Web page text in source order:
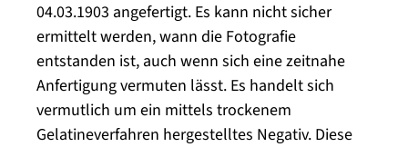
04.03.1903 angefertigt. Es kann nicht sicher
ermittelt werden, wann die Fotografie
entstanden ist, auch wenn sich eine zeitnahe
Anfertigung vermuten lässt. Es handelt sich
vermutlich um ein mittels trockenem
Gelatineverfahren hergestelltes Negativ. Diese